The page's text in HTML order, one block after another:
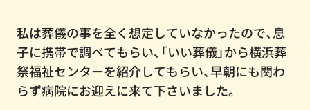
私は葬儀の事を全く想定していなかったので、息
子に携帯で調べてもらい、「いい葬儀」から横浜葬
祭福祉センターを紹介してもらい、早朝にも関わ
らず病院にお迎えに来て下さいました。